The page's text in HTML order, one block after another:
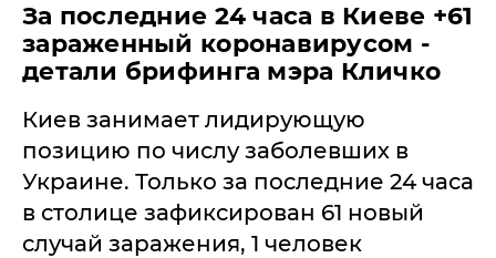
За последние 24 часа в Киеве +61
зараженный коронавирусом -
детали брифинга мэра Кличко
Киев занимает лидирующую
позицию по числу заболевших в
Украине. Только за последние 24 часа
в столице зафиксирован 61 новый
случай заражения, 1 человек